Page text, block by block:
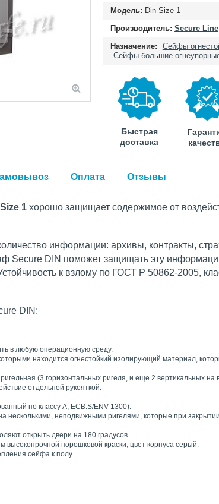
Модель: Din Size 1
Производитель: Secure Line
Назначение:
Сейфы
Сейфы большие
Быстрая
доставка
Оплата Отзывы
1 хорошо защищает содержимое от
информации: архивы, контракты,
Secure DIN поможет защищать эту
к взлому по ГОСТ Р 50862-2005,
DIN:
в любую операционную среду.
находится огнестойкий изолирующий материал,
(3 горизонтальных ригеля, и еще 2 вертикальных
отдельной рукояткой.
по классу A, ECB.S/ENV 1300).
несколькими, неподвижными ригелями, которые при
открыть двери на 180 градусов.
высокопрочной порошковой краски, цвет корпуса серый.
сейфа к полу.